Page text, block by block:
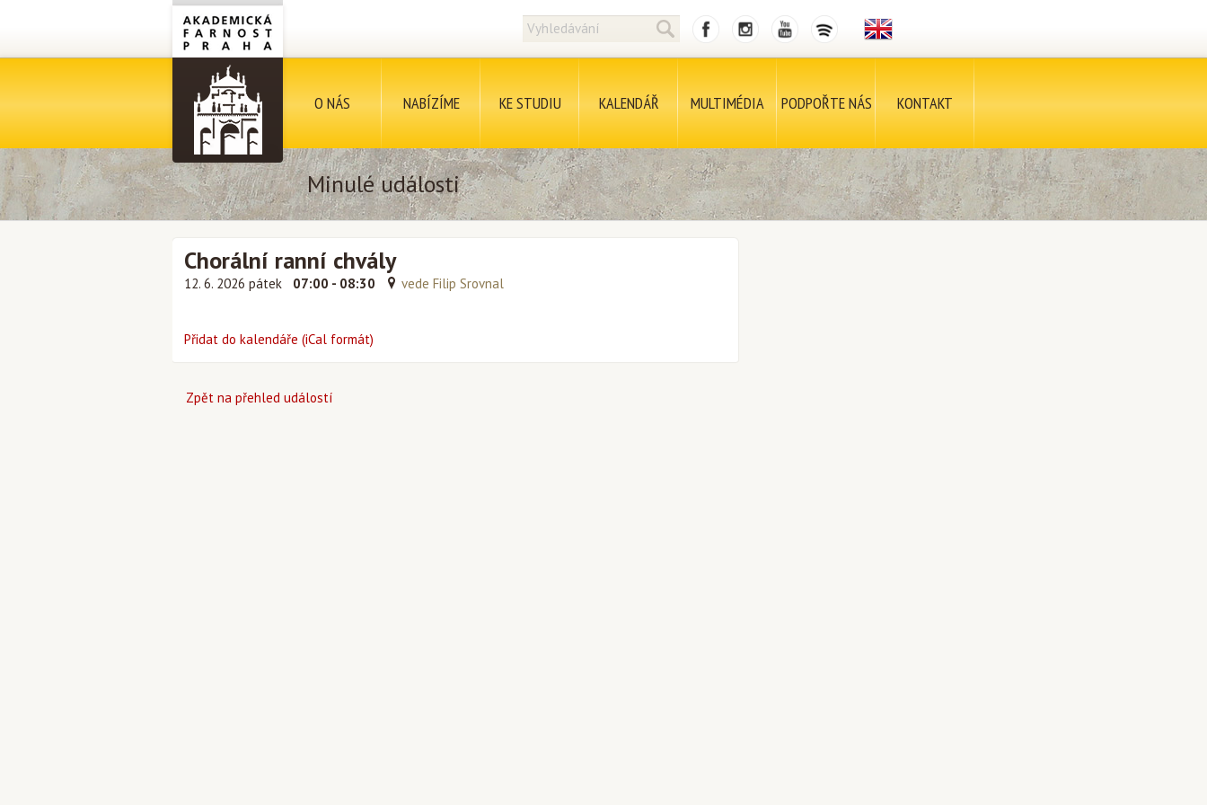
O NÁS NABÍZÍME KE STUDIU KALENDÁŘ MULTIMÉDIA PODPOŘTE NÁS KONTAKT
Minulé události
Chorální ranní chvály
12. 6. 2026 pátek 07:00 - 08:30 vede Filip Srovnal
Přidat do kalendáře (iCal formát)
Zpět na přehled událostí